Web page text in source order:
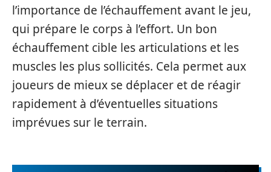
l’importance de l’échauffement avant le jeu,
qui prépare le corps à l’effort. Un bon
échauffement cible les articulations et les
muscles les plus sollicités. Cela permet aux
joueurs de mieux se déplacer et de réagir
rapidement à d’éventuelles situations
imprévues sur le terrain.